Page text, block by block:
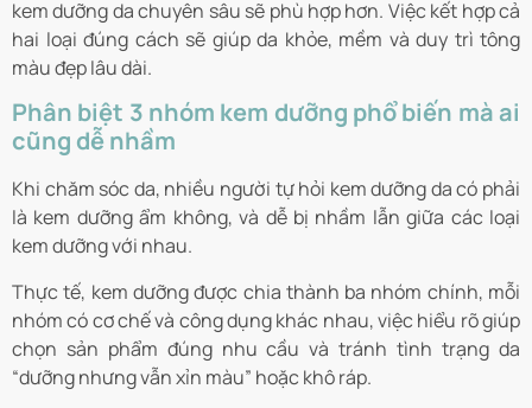
kem dưỡng da chuyên sâu sẽ phù hợp hơn. Việc kết hợp cả
hai loại đúng cách sẽ giúp da khỏe, mềm và duy trì tông
màu đẹp lâu dài.
Phân biệt 3 nhóm kem dưỡng phổ biến mà ai
cũng dễ nhầm
Khi chăm sóc da, nhiều người tự hỏi kem dưỡng da có phải
là kem dưỡng ẩm không, và dễ bị nhầm lẫn giữa các loại
kem dưỡng với nhau.
Thực tế, kem dưỡng được chia thành ba nhóm chính, mỗi
nhóm có cơ chế và công dụng khác nhau, việc hiểu rõ giúp
chọn sản phẩm đúng nhu cầu và tránh tình trạng da
“dưỡng nhưng vẫn xỉn màu” hoặc khô ráp.